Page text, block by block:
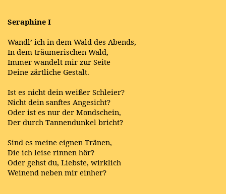
Seraphine I
Wandl’ ich in dem Wald des Abends,
In dem träumerischen Wald,
Immer wandelt mir zur Seite
Deine zärtliche Gestalt.
Ist es nicht dein weißer Schleier?
Nicht dein sanftes Angesicht?
Oder ist es nur der Mondschein,
Der durch Tannendunkel bricht?
Sind es meine eignen Tränen,
Die ich leise rinnen hör?
Oder gehst du, Liebste, wirklich
Weinend neben mir einher?